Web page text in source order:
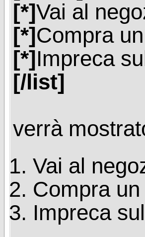
[*]Vai al
[*]Compra
[*]Impreca
[/list]
verrà
Vai al
Compra
Impreca